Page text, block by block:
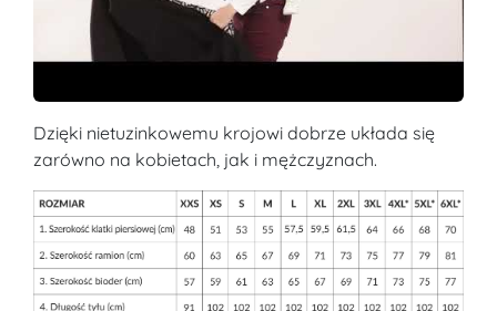
Dzięki nietuzinkowemu krojowi dobrze układa się
zarówno na kobietach, jak i mężczyznach.